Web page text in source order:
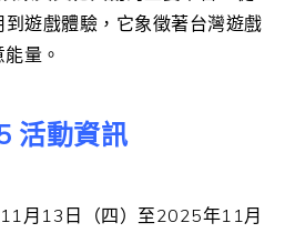
遊戲體驗，它象徵著台灣遊戲
量。
活動資訊
11月 13 日（四）至2025年11月